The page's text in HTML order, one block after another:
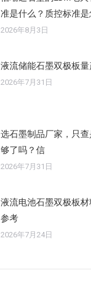
准是什么？质控标准是
2026年8月3日
液流储能石墨双极板
2026年7月31日
选石墨制品厂家，只
够了吗？信
2026年7月31日
液流电池石墨双极板
参考
2026年7月24日